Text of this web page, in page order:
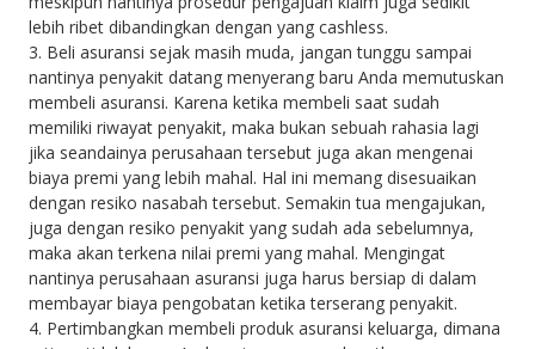
lebih ribet dibandingkan dengan yang cashless.
3. Beli asuransi sejak masih muda, jangan tunggu sampai
nantinya penyakit datang menyerang baru Anda memutuskan
membeli asuransi. Karena ketika membeli saat sudah
memiliki riwayat penyakit, maka bukan sebuah rahasia lagi
jika seandainya perusahaan tersebut juga akan mengenai
biaya premi yang lebih mahal. Hal ini memang disesuaikan
dengan resiko nasabah tersebut. Semakin tua mengajukan,
juga dengan resiko penyakit yang sudah ada sebelumnya,
maka akan terkena nilai premi yang mahal. Mengingat
nantinya perusahaan asuransi juga harus bersiap di dalam
membayar biaya pengobatan ketika terserang penyakit.
4. Pertimbangkan membeli produk asuransi keluarga, dimana